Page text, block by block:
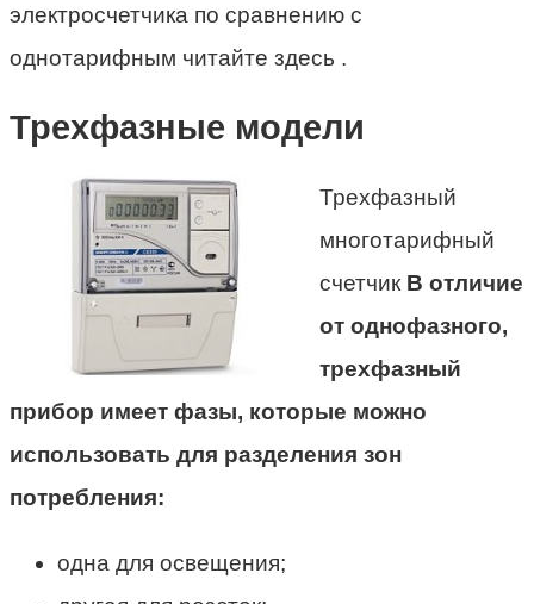
электросчетчика по сравнению с
однотарифным читайте здесь .
Трехфазные модели
Трехфазный
многотарифный
счетчик В отличие
от однофазного,
трехфазный
прибор имеет фазы, которые можно
использовать для разделения зон
потребления:
одна для освещения;